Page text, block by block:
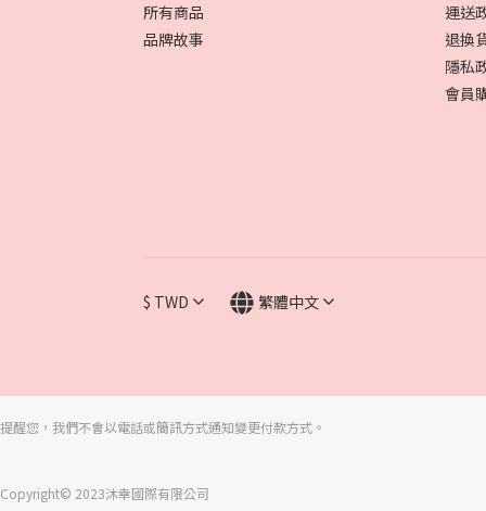
所有商品
品牌故事
運送
退換
隱私
會員
$ TWD 繁體中文
提醒您，我們不會以電話或簡訊方式通知變更付款方式。
Copyright© 2023沐幸國際有限公司